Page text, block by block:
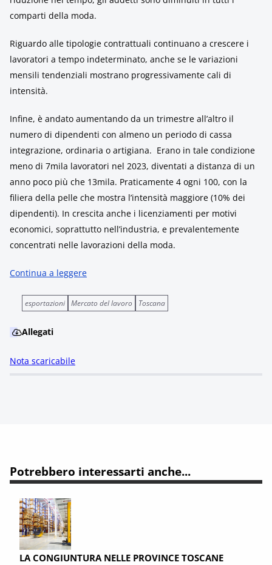
comparti della moda.
Riguardo alle tipologie contrattuali continuano a crescere i
lavoratori a tempo indeterminato, anche se le variazioni
mensili tendenziali mostrano progressivamente cali di
intensità.
Infine, è andato aumentando da un trimestre all’altro il
numero di dipendenti con almeno un periodo di cassa
integrazione, ordinaria o artigiana. Erano in tale condizione
meno di 7mila lavoratori nel 2023, diventati a distanza di un
anno poco più che 13mila. Praticamente 4 ogni 100, con la
filiera della pelle che mostra l’intensità maggiore (10% dei
dipendenti). In crescita anche i licenziamenti per motivi
economici, soprattutto nell’industria, e prevalentemente
concentrati nelle lavorazioni della moda.
Continua a leggere
esportazioni Mercato del lavoro Toscana
Allegati
Nota scaricabile
Potrebbero interessarti anche...
LA CONGIUNTURA NELLE PROVINCE TOSCANE